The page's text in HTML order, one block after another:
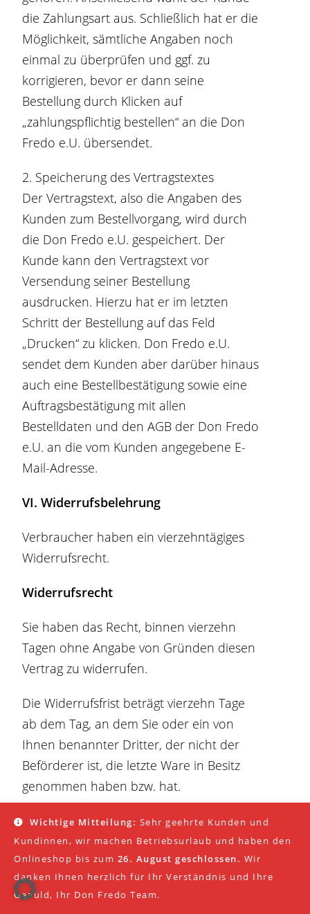
die Zahlungsart aus. Schließlich hat er die
Möglichkeit, sämtliche Angaben noch
einmal zu überprüfen und ggf. zu
korrigieren, bevor er dann seine
Bestellung durch Klicken auf
„zahlungspflichtig bestellen“ an die Don
Fredo e.U. übersendet.
2. Speicherung des Vertragstextes
Der Vertragstext, also die Angaben des
Kunden zum Bestellvorgang, wird durch
die Don Fredo e.U. gespeichert. Der
Kunde kann den Vertragstext vor
Versendung seiner Bestellung
ausdrucken. Hierzu hat er im letzten
Schritt der Bestellung auf das Feld
„Drucken“ zu klicken. Don Fredo e.U.
sendet dem Kunden aber darüber hinaus
auch eine Bestellbestätigung sowie eine
Auftragsbestätigung mit allen
Bestelldaten und den AGB der Don Fredo
e.U. an die vom Kunden angegebene E-
Mail-Adresse.
VI. Widerrufsbelehrung
Verbraucher haben ein vierzehntägiges
Widerrufsrecht.
Widerrufsrecht
Sie haben das Recht, binnen vierzehn
Tagen ohne Angabe von Gründen diesen
Vertrag zu widerrufen.
Die Widerrufsfrist beträgt vierzehn Tage
ab dem Tag, an dem Sie oder ein von
Ihnen benannter Dritter, der nicht der
Beförderer ist, die letzte Ware in Besitz
genommen haben bzw. hat.
Um Ihr Widerrufsrecht auszuüben,
müssen Sie uns (Don Fredo e.U.,
Eichenstrasse 1a 1, 3385 Gerersdorf,
Österreich, shop@donfredo.at, Telefon:
+43 676 642 7711) mittels einer
Wichtige Mitteilung: Sehr geehrte Kunden und
Kundinnen, wir machen Betriebsurlaub und haben den
Onlineshop bis zum 26. August geschlossen. Wir
danken Ihnen herzlich für Ihr Verständnis und Ihre
Geduld, Ihr Don Fredo Team.